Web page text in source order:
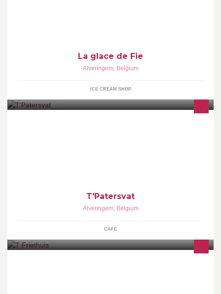
La glace de Fie
Alveringem, Belgium
ICE CREAM SHOP
T'Patersvat
Alveringem, Belgium
CAFE